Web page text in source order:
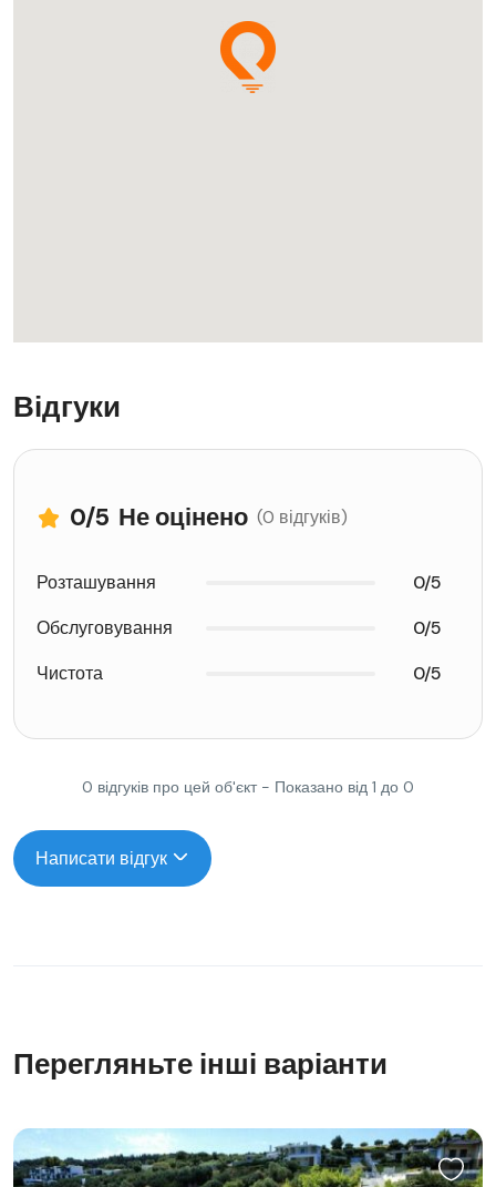
Відгуки
0/5 Не оцінено (0 відгуків)
Розташування
0/5
Обслуговування
0/5
Чистота
0/5
0 відгуків про цей об'єкт - Показано від 1 до 0
Написати відгук
Перегляньте інші варіанти